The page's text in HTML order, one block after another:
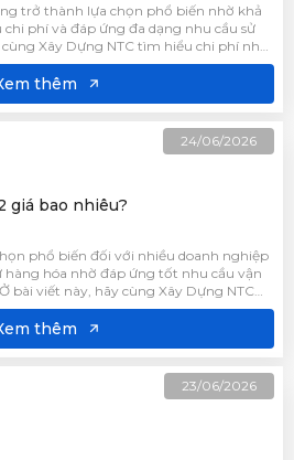
trở thành lựa chọn phổ biến nhờ khả
phí và đáp ứng đa dạng nhu cầu sử
Xây Dựng NTC tìm hiểu chi phí nhà
tố ảnh hưởng đến đơn giá để có sự
thêm
24/06/2026
giá bao nhiêu?
phổ biến đối với nhiều doanh nghiệp
hàng hóa nhờ đáp ứng tốt nhu cầu vận
bài viết này, hãy cùng Xây Dựng NTC
nhiêu cũng như những yếu tố ảnh
công trình.
thêm
23/06/2026